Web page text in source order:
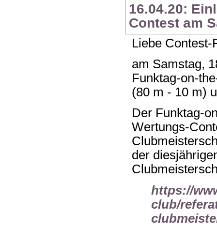
16.04.20:
Contest am
Liebe Contest-
am Samstag,
Funktag-on-
(80 m - 10 m)
Der Funktag-
Wertungs-
der
https://
club/